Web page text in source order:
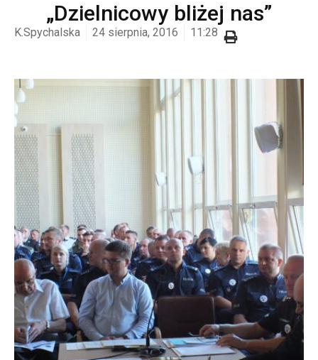
„Dzielnicowy bliżej nas”
K.Spychalska 24 sierpnia, 2016 11:28